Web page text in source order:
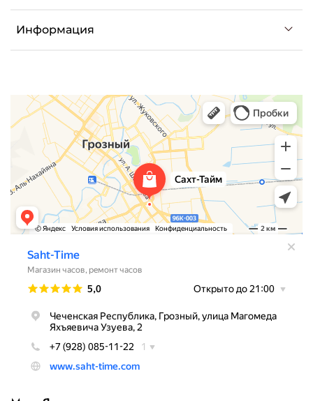
Информация